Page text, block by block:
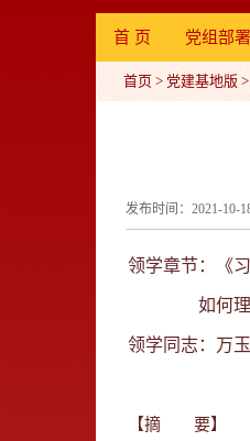
首 页 党组部署
首页 > 党建基地版 >
发布时间：2021-
领学章节：《
如何理解必
领学同志：万
【摘 要】